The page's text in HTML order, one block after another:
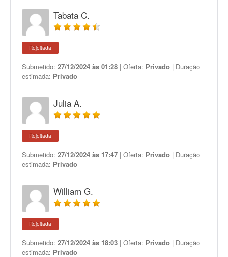
Tabata C.
Rejeitada
Submetido: 27/12/2024 às 01:28 | Oferta: Privado | Duração
estimada: Privado
Julia A.
Rejeitada
Submetido: 27/12/2024 às 17:47 | Oferta: Privado | Duração
estimada: Privado
William G.
Rejeitada
Submetido: 27/12/2024 às 18:03 | Oferta: Privado | Duração
estimada: Privado